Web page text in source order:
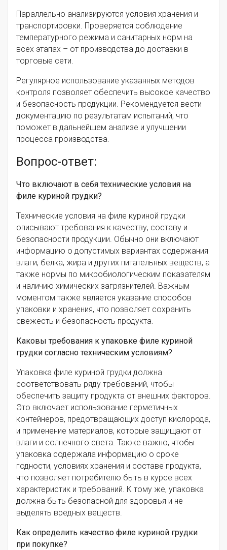
Параллельно анализируются условия хранения и
транспортировки. Проверяется соблюдение
температурного режима и санитарных норм на
всех этапах – от производства до доставки в
торговые сети.
Регулярное использование указанных методов
контроля позволяет обеспечить высокое качество
и безопасность продукции. Рекомендуется вести
документацию по результатам испытаний, что
поможет в дальнейшем анализе и улучшении
процесса производства.
Вопрос-ответ:
Что включают в себя технические условия на
филе куриной грудки?
Технические условия на филе куриной грудки
описывают требования к качеству, составу и
безопасности продукции. Обычно они включают
информацию о допустимых вариантах содержания
влаги, белка, жира и других питательных веществ, а
также нормы по микробиологическим показателям
и наличию химических загрязнителей. Важным
моментом также является указание способов
упаковки и хранения, что позволяет сохранить
свежесть и безопасность продукта.
Каковы требования к упаковке филе куриной
грудки согласно техническим условиям?
Упаковка филе куриной грудки должна
соответствовать ряду требований, чтобы
обеспечить защиту продукта от внешних факторов.
Это включает использование герметичных
контейнеров, предотвращающих доступ кислорода,
и применение материалов, которые защищают от
влаги и солнечного света. Также важно, чтобы
упаковка содержала информацию о сроке
годности, условиях хранения и составе продукта,
что позволяет потребителю быть в курсе всех
характеристик и требований. К тому же, упаковка
должна быть безопасной для здоровья и не
выделять вредных веществ.
Как определить качество филе куриной грудки
при покупке?